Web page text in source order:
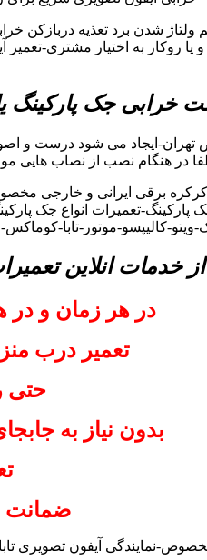
شدن برد تعذیه دربازکن
به اختیار مشتری-تعمیر
خرابی جک پارکینگ
ایجاد می شود درست و
در هنگام نصب از نصاب هایی
برقی ایرانی و خارجی
پارکینگ-تعمیرات انواع جک
ویتو-کالیپسو-موتور-تابا-
خدمات انلاین
در هر زمان و در
تعمیر درب
حتی
بدون نیاز به
ضمانت
نمایندگی آیفون تصویری